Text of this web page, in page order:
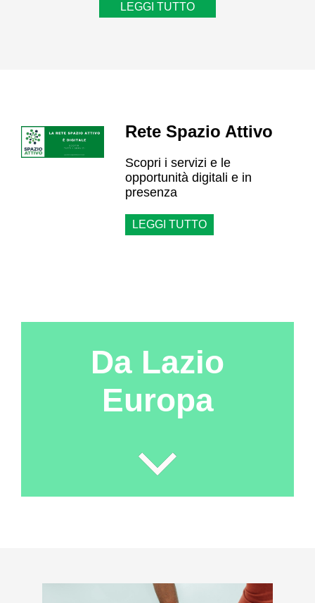
LEGGI TUTTO
Rete Spazio Attivo
Scopri i servizi e le
opportunità digitali e in
presenza
LEGGI TUTTO
Da Lazio
Europa